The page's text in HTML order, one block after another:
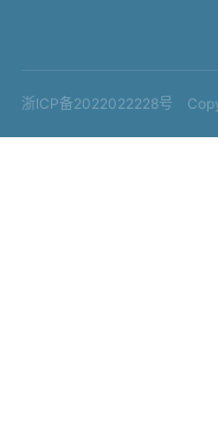
浙ICP备2022022228号